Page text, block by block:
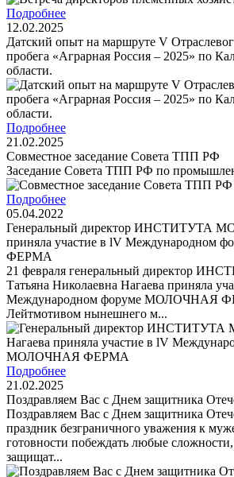
Подробнее
12.02.2025
Датский опыт на маршруте V
пробега «Аграрная Россия – 2025» по
области.
Подробнее
21.02.2025
Cовместное заседание Совета ТПП РФ
Заседание Совета ТПП РФ по
Подробнее
05.04.2022
Генеральный директор ИНСТИТУТА
приняла участие в lV
ФЕРМА
21 февраля генеральный директор
Татьяна Николаевна Нагаева приняла
Международном форуме МОЛОЧНАЯ
Лейтмотивом нынешнего м...
Подробнее
21.02.2025
Поздравляем Вас с Днем защитника
Поздравляем Вас с Днем защитника
праздник безграничного уважения к
готовности побеждать любые сложности,
защищат...